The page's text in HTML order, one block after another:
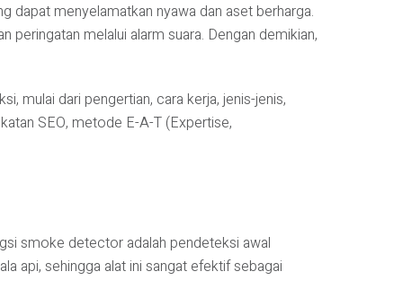
dapat menyelamatkan nyawa dan aset berharga.
melalui alarm suara. Dengan demikian,
mulai dari pengertian, cara kerja, jenis-jenis,
SEO, metode E-A-T (Expertise,
smoke detector adalah pendeteksi awal
api, sehingga alat ini sangat efektif sebagai